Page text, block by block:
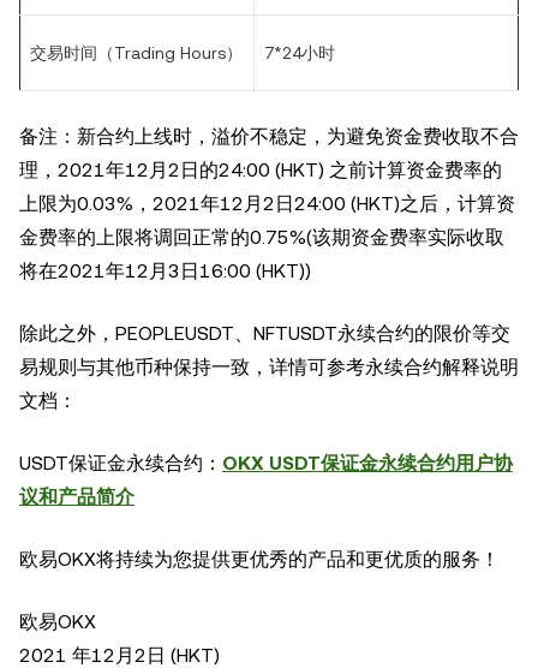
交易时间（Trading Hours） 7*24小时
备注：新合约上线时，溢价不稳定，为避免资金费收取不合
理， 2021年12 月2 日的24:00 (HKT) 之前计算资金费率的
上限为0.03% ， 2021年12 月2 日24:00 (HKT)之后，计算资
金费率的上限将调回正常的0.75%(该期资金费率实际收取
将在2021年12 月3 日16:00 (HKT))
除此之外， PEOPLEUSDT、 NFTUSDT永续合约的限价等交
易规则与其他币种保持一致，详情可参考永续合约解释说明
文档：
USDT保证金永续合约： OKX USDT保证金永续合约用户协
议和产品简介
欧易OKX将持续为您提供更优秀的产品和更优质的服务！
欧易OKX
2021 年12 月2 日 (HKT)